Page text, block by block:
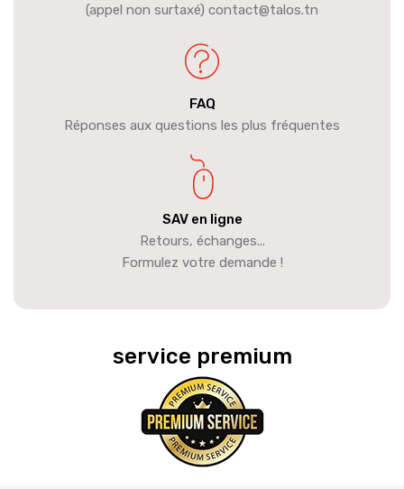
(appel non surtaxé) contact@talos.tn
FAQ
Réponses aux questions les plus fréquentes
SAV en ligne
Retours, échanges...
Formulez votre demande !
service premium